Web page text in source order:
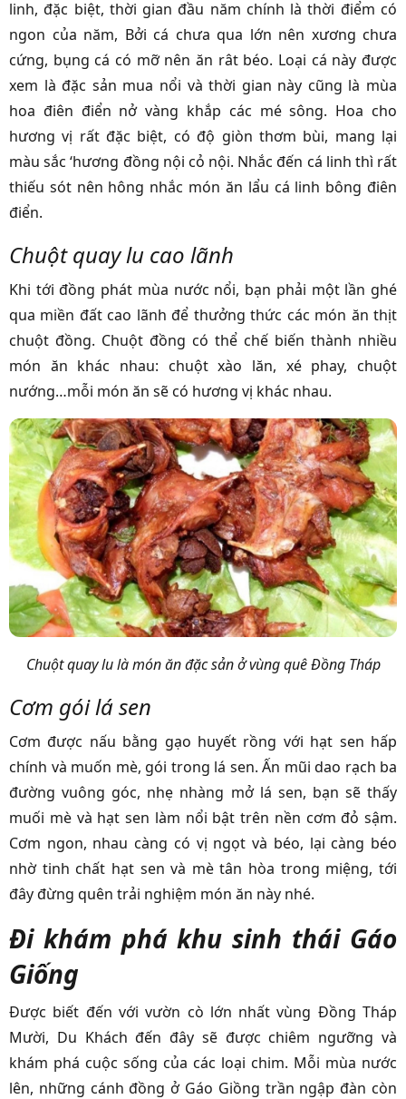
linh, đặc biệt, thời gian đầu năm chính là thời điểm có
ngon của năm, Bởi cá chưa qua lớn nên xương chưa
cứng, bụng cá có mỡ nên ăn rât béo. Loại cá này được
xem là đặc sản mua nổi và thời gian này cũng là mùa
hoa điên điển nở vàng khắp các mé sông. Hoa cho
hương vị rất đặc biệt, có độ giòn thơm bùi, mang lại
màu sắc ‘hương đồng nội cỏ nội. Nhắc đến cá linh thì rất
thiếu sót nên hông nhắc món ăn lẩu cá linh bông điên
điển.
Chuột quay lu cao lãnh
Khi tới đồng phát mùa nước nổi, bạn phải một lần ghé
qua miền đất cao lãnh để thưởng thức các món ăn thịt
chuột đồng. Chuột đồng có thể chế biến thành nhiều
món ăn khác nhau: chuột xào lăn, xé phay, chuột
nướng…mỗi món ăn sẽ có hương vị khác nhau.
Chuột quay lu là món ăn đặc sản ở vùng quê Đồng Tháp
Cơm gói lá sen
Cơm được nấu bằng gạo huyết rồng với hạt sen hấp
chính và muốn mè, gói trong lá sen. Ấn mũi dao rạch ba
đường vuông góc, nhẹ nhàng mở lá sen, bạn sẽ thấy
muối mè và hạt sen làm nổi bật trên nền cơm đỏ sậm.
Cơm ngon, nhau càng có vị ngọt và béo, lại càng béo
nhờ tinh chất hạt sen và mè tân hòa trong miệng, tới
đây đừng quên trải nghiệm món ăn này nhé.
Đi khám phá khu sinh thái Gáo
Giống
Được biết đến với vườn cò lớn nhất vùng Đồng Tháp
Mười, Du Khách đến đây sẽ được chiêm ngưỡng và
khám phá cuộc sống của các loại chim. Mỗi mùa nước
lên, những cánh đồng ở Gáo Giồng trần ngập đàn còn